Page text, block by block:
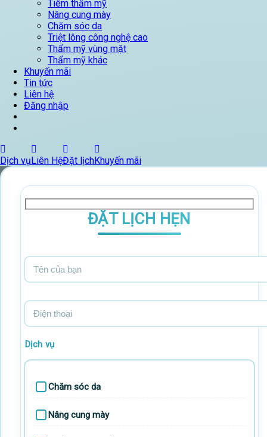
Tiêm thẩm mỹ
Nâng cung mày
Chăm sóc da
Triệt lông công nghệ cao
Thẩm mỹ vùng mặt
Thẩm mỹ khác
Khuyến mãi
Tin tức
Liên hệ
Đăng nhập
Dịch vụLiên HệĐặt lịchKhuyến mãi
ĐẶT LỊCH HẸN
Tên
của
bạn
Điện
thoại
Dịch vụ
Chăm sóc da
Nâng cung mày